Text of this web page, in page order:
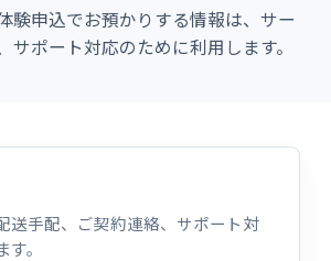
験申込でお預かりする情報は、サー
サポート対応のために利用します。
送手配、ご契約連絡、サポート対
。